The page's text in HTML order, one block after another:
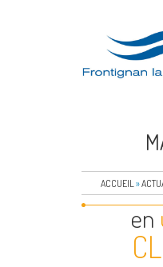
ACCUEIL »
en